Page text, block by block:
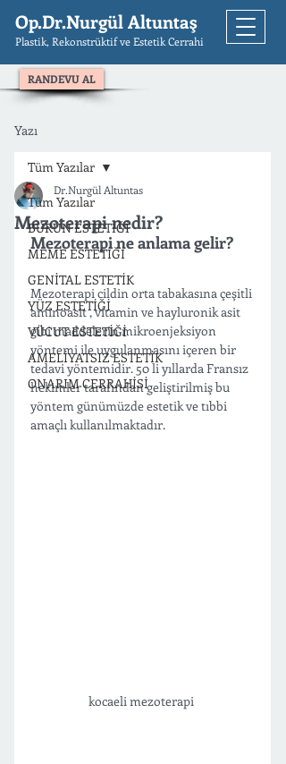
Op.Dr.Nurgül Altuntaş
Plastik, Rekonstrüktif ve Estetik Cerrahi
RANDEVU AL
Yazı
Tüm Yazılar
BURUN ESTETİĞİ
MEME ESTETİĞİ
GENİTAL ESTETİK
YÜZ ESTETİĞİ
VÜCUT ESTETİĞİ
AMELİYATSIZ ESTETİK
ONARIM CERRAHİSİ
Tüm Yazılar
Mezoterapi nedir?
Dr.Nurgül Altuntas
Mezoterapi ne anlama gelir?
Mezoterapi cildin orta tabakasına çeşitli
aminoasit , vitamin ve hayluronik asit
gibi maddelerin mikroenjeksiyon
yöntemi ile uygulanmasını içeren bir
tedavi yöntemidir. 50 li yıllarda Fransız
hekimler tarafından geliştirilmiş bu
yöntem günümüzde estetik ve tıbbi
amaçlı kullanılmaktadır.
kocaeli mezoterapi